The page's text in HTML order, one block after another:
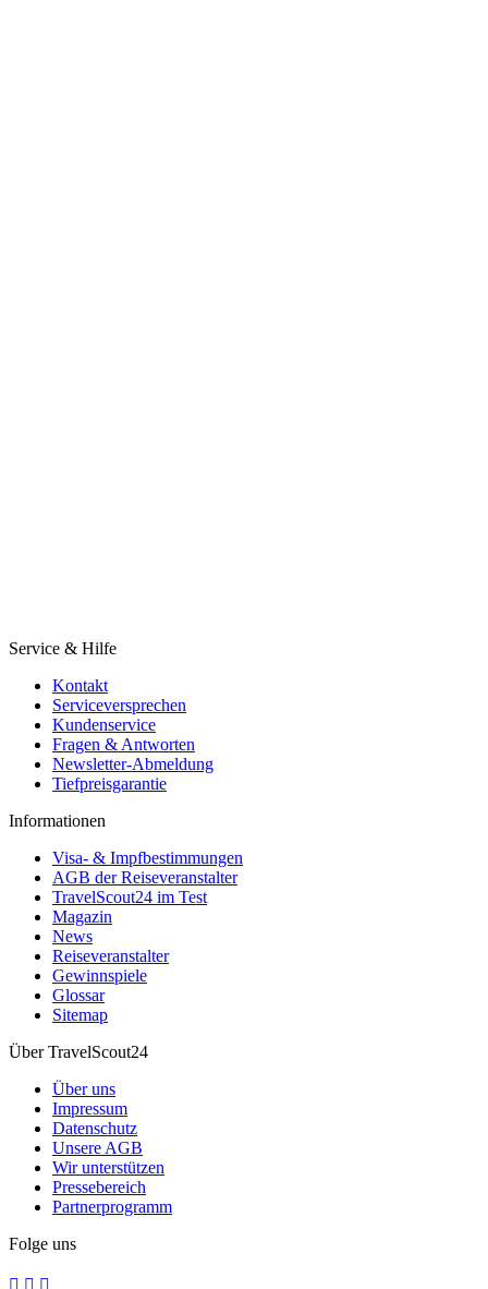
Service & Hilfe
Kontakt
Serviceversprechen
Kundenservice
Fragen & Antworten
Newsletter-Abmeldung
Tiefpreisgarantie
Informationen
Visa- & Impfbestimmungen
AGB der Reiseveranstalter
TravelScout24 im Test
Magazin
News
Reiseveranstalter
Gewinnspiele
Glossar
Sitemap
Über TravelScout24
Über uns
Impressum
Datenschutz
Unsere AGB
Wir unterstützen
Pressebereich
Partnerprogramm
Folge uns